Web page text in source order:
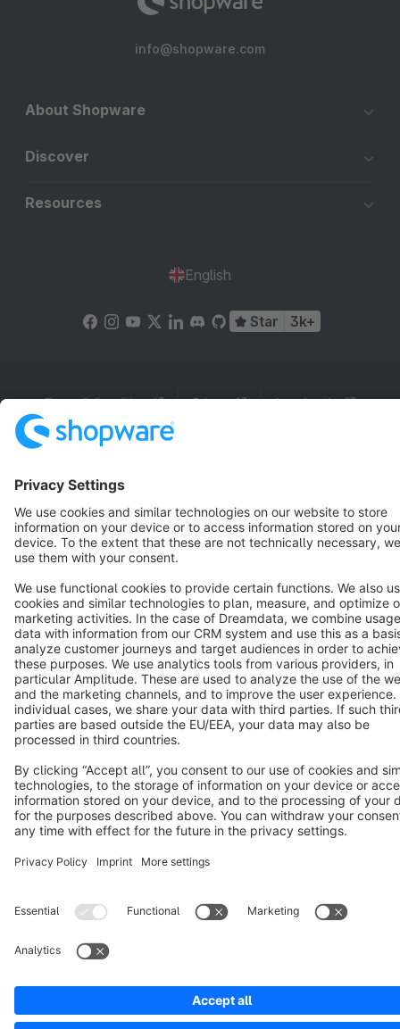
info@shopware.com
About Shopware
Discover
Resources
English
Star 3k+
Terms & Conditions Privacy Legal notice
Cookie settings
Notice: * All prices are quoted net of the statutory value-added tax